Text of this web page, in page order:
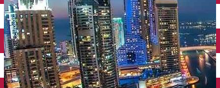
Mănăstirea Bistrița
Lacul Izvorul Muntelui
Casa memorială „Ion Creangă” din Humuleşti
Mănăstirea Secu
Lacul Cuejdel